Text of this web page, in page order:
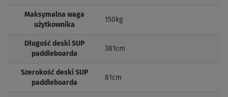
Maksymalna waga
użytkownika
150kg
Długość deski SUP
paddleboarda
381cm
Szerokość deski SUP
paddleboarda
81cm